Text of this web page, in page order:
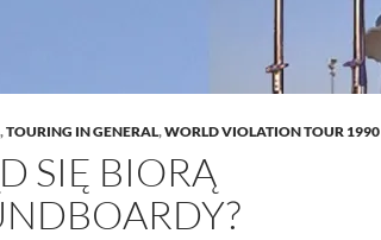
,TOURING IN GENERAL,WORLD VIOLATION TOUR 1990
SIĘ BIORĄ